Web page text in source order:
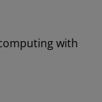
with